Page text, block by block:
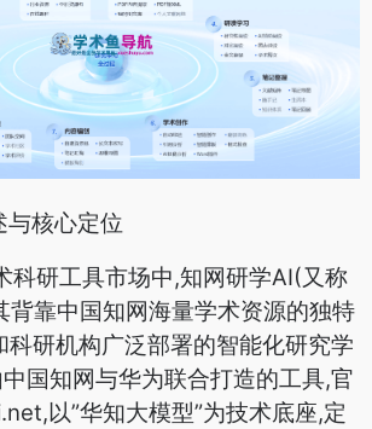
与核心定位
科研工具市场中,知网研学AI(又称
背靠中国知网海量学术资源的独特
科研机构广泛部署的智能化研究学
国知网与华为联合打造的工具,官
以”华知大模型”为技术底座,定